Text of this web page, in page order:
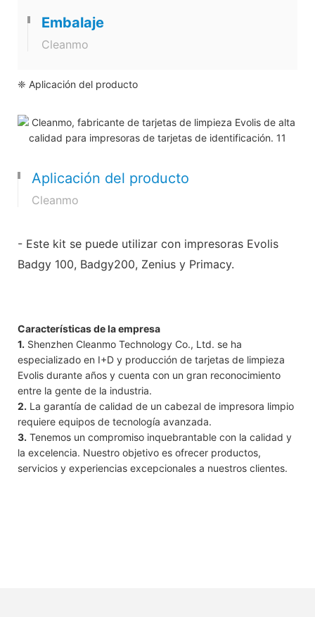
Embalaje
Cleanmo
❈ Aplicación del producto
Aplicación del producto
Cleanmo
- Este kit se puede utilizar con impresoras Evolis
Badgy 100, Badgy200, Zenius y Primacy.
Características de la empresa
1. Shenzhen Cleanmo Technology Co., Ltd. se ha
especializado en I+D y producción de tarjetas de limpieza
Evolis durante años y cuenta con un gran reconocimiento
entre la gente de la industria.
2. La garantía de calidad de un cabezal de impresora limpio
requiere equipos de tecnología avanzada.
3. Tenemos un compromiso inquebrantable con la calidad y
la excelencia. Nuestro objetivo es ofrecer productos,
servicios y experiencias excepcionales a nuestros clientes.